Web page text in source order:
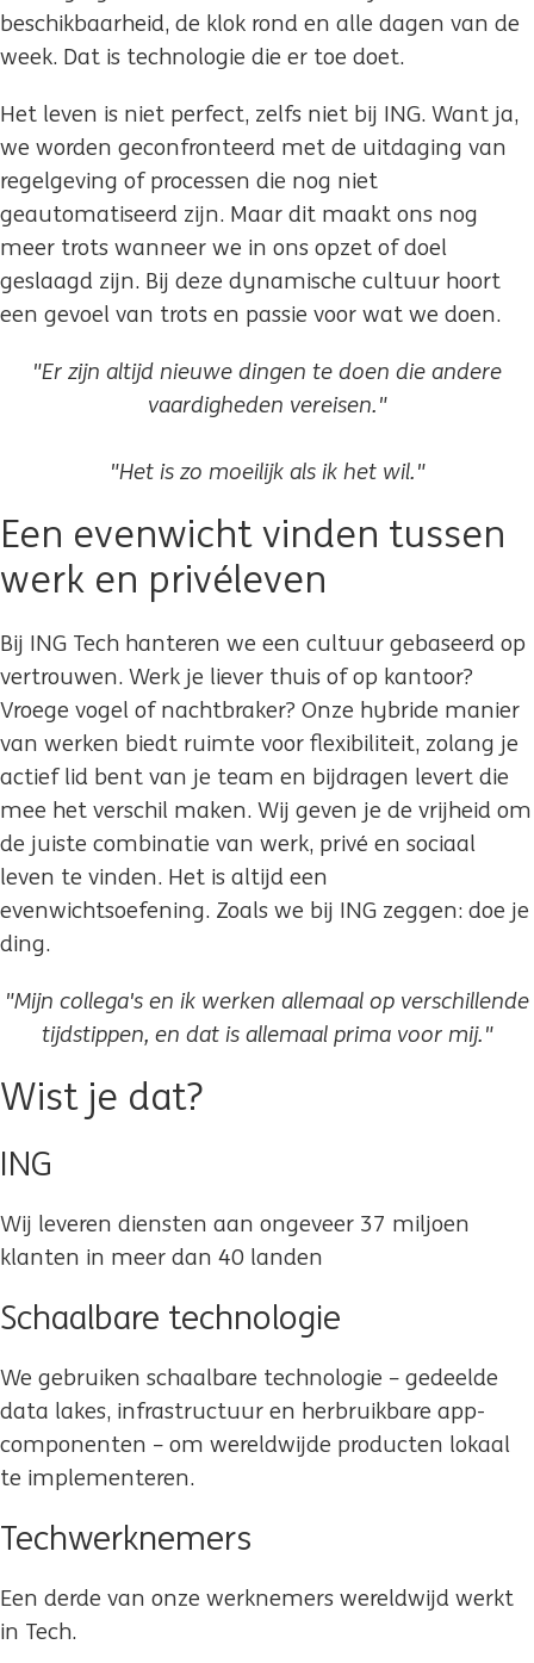
beschikbaarheid, de klok rond en alle dagen van de
week. Dat is technologie die er toe doet.
Het leven is niet perfect, zelfs niet bij ING. Want ja,
we worden geconfronteerd met de uitdaging van
regelgeving of processen die nog niet
geautomatiseerd zijn. Maar dit maakt ons nog
meer trots wanneer we in ons opzet of doel
geslaagd zijn. Bij deze dynamische cultuur hoort
een gevoel van trots en passie voor wat we doen.
"Er zijn altijd nieuwe dingen te doen die andere
vaardigheden vereisen."
"Het is zo moeilijk als ik het wil."
Een evenwicht vinden tussen
werk en privéleven
Bij ING Tech hanteren we een cultuur gebaseerd op
vertrouwen. Werk je liever thuis of op kantoor?
Vroege vogel of nachtbraker? Onze hybride manier
van werken biedt ruimte voor flexibiliteit, zolang je
actief lid bent van je team en bijdragen levert die
mee het verschil maken. Wij geven je de vrijheid om
de juiste combinatie van werk, privé en sociaal
leven te vinden. Het is altijd een
evenwichtsoefening. Zoals we bij ING zeggen: doe je
ding.
"Mijn collega's en ik werken allemaal op verschillende
tijdstippen, en dat is allemaal prima voor mij."
Wist je dat?
ING
Wij leveren diensten aan ongeveer 37 miljoen
klanten in meer dan 40 landen
Schaalbare technologie
We gebruiken schaalbare technologie – gedeelde
data lakes, infrastructuur en herbruikbare app-
componenten – om wereldwijde producten lokaal
te implementeren.
Techwerknemers
Een derde van onze werknemers wereldwijd werkt
in Tech.